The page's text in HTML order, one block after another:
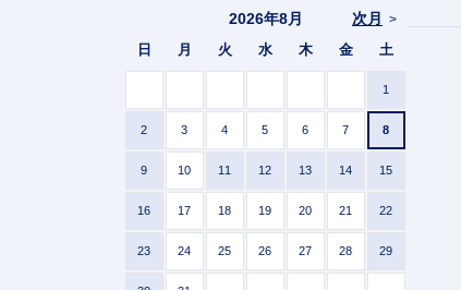
次月 >
2026年8月
日 月 火 水 木 金 土
1
2 3 4 5 6 7 8
9 10 11 12 13 14 15
16 17 18 19 20 21 22
23 24 25 26 27 28 29